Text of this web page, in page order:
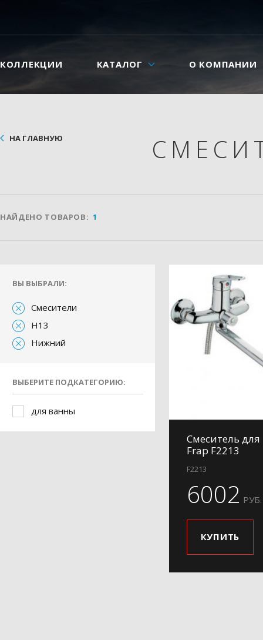
КОЛЛЕКЦИИ КАТАЛОГ О КОМПАНИИ
НА ГЛАВНУЮ
НАЙДЕНО ТОВАРОВ: 1
ВЫ ВЫБРАЛИ:
Смесители
H13
Нижний
ВЫБЕРИТЕ ПОДКАТЕГОРИЮ:
для ванны
Смеситель
Frap F2213
F2213
6002 РУБ.
КУПИТЬ